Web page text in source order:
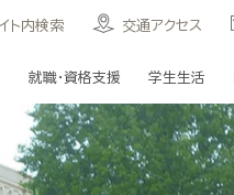
就職・資格支援 学生生活
ト内検索 交通アクセス